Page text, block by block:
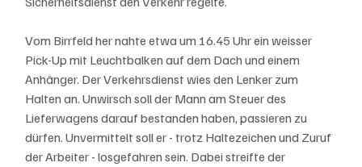
Vom Birrfeld her nahte etwa um 16.45 Uhr ein weisser
Pick-Up mit Leuchtbalken auf dem Dach und einem
Anhänger. Der Verkehrsdienst wies den Lenker zum
Halten an. Unwirsch soll der Mann am Steuer des
Lieferwagens darauf bestanden haben, passieren zu
dürfen. Unvermittelt soll er - trotz Haltezeichen und Zuruf
der Arbeiter - losgefahren sein. Dabei streifte der